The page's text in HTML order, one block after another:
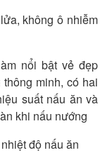
không ô nhiễm
nổi bật vẻ đẹp
minh, có hai
suất nấu ăn và
khi nấu nướng
độ nấu ăn